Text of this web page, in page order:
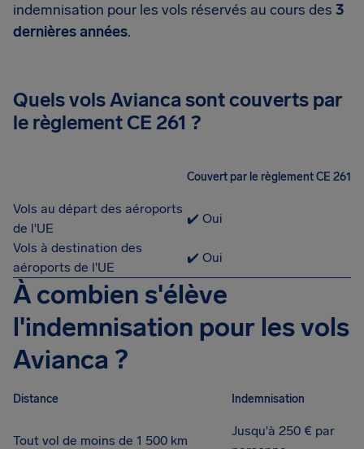
indemnisation pour les vols réservés au cours des 3
dernières années.
Quels vols Avianca sont couverts par
le règlement CE 261 ?
Couvert par le règlement CE 261
Vols au départ des aéroports
de l'UE
✔️ Oui
Vols à destination des
aéroports de l'UE
✔️ Oui
À combien s'élève
l'indemnisation pour les vols
Avianca ?
Distance Indemnisation
Tout vol de moins de 1 500 km
Jusqu'à 250 € par